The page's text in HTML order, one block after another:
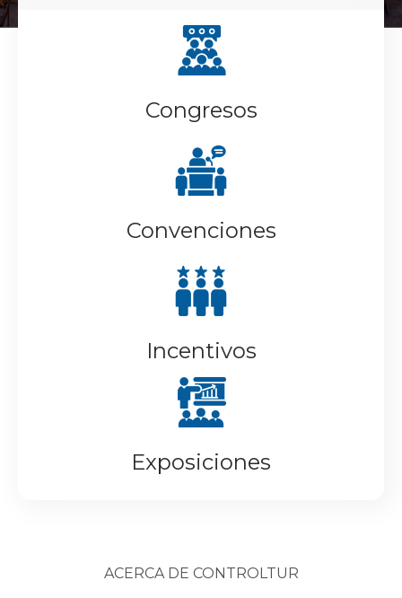
Congresos
Convenciones
Incentivos
Exposiciones
ACERCA DE CONTROLTUR